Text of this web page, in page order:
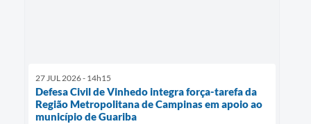
27 JUL 2026 - 14h15
Defesa Civil de Vinhedo integra força-tarefa da
Região Metropolitana de Campinas em apoio ao
município de Guariba